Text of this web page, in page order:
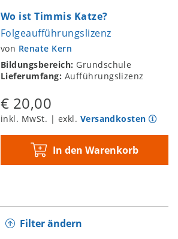
Wo ist Timmis Katze?
Folgeaufführungslizenz
von Renate Kern
Bildungsbereich: Grundschule
Lieferumfang: Aufführungslizenz
€ 20,00
inkl. MwSt. | exkl. Versandkosten
In den Warenkorb
Filter ändern